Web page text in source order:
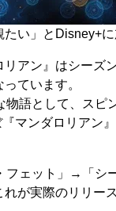
い」とDisney+
アン』はシー
ています。
語として、ス
マンダロリアン
ェット」→「シー
が実際のリリー